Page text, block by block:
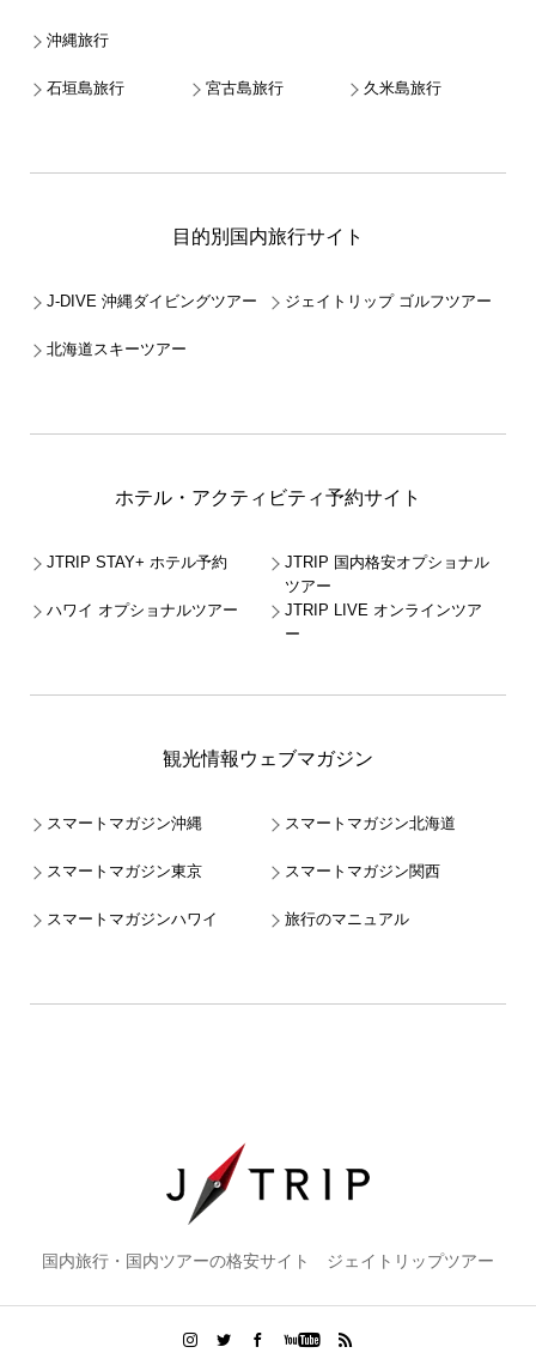
沖縄旅行
石垣島旅行 宮古島旅行 久米島旅行
目的別国内旅行サイト
J-DIVE 沖縄ダイビングツアー ジェイトリップ ゴルフツアー
北海道スキーツアー
ホテル・アクティビティ予約サイト
JTRIP STAY+ ホテル予約
JTRIP 国内格安オプショナル
ツアー
ハワイ オプショナルツアー
JTRIP LIVE オンラインツア
ー
観光情報ウェブマガジン
スマートマガジン沖縄 スマートマガジン北海道
スマートマガジン東京 スマートマガジン関西
スマートマガジンハワイ 旅行のマニュアル
国内旅行・国内ツアーの格安サイト ジェイトリップツアー